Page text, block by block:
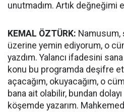
unutmadım. Artık değneğimi
KEMAL ÖZTÜRK:
üzerine yemin ediyorum, o
yazdım. Yalancı ifadesini
konu bu programda deşifre
açacağım, okuyacağım, o
bana ait olabilir, bundan
köşemde yazarım.